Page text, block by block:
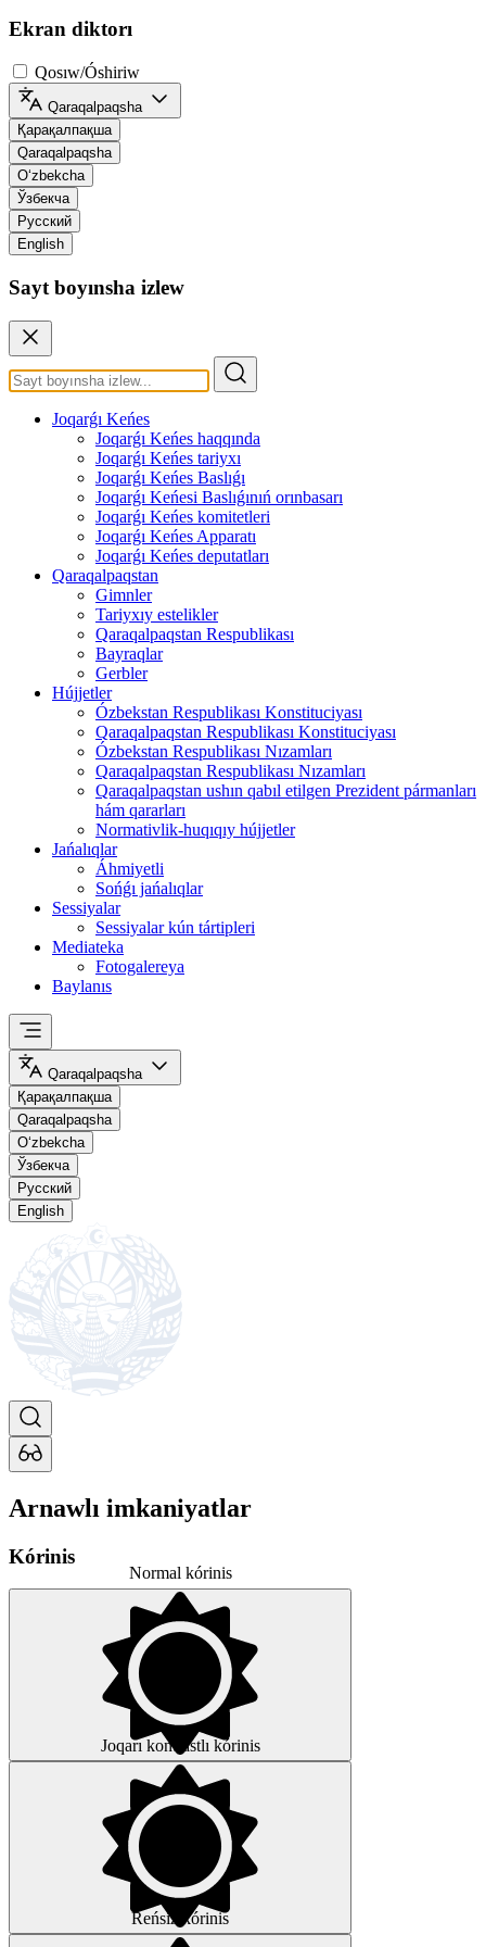
Ekran diktorı
Qosıw/Óshiriw
Qaraqalpaqsha
Қарақалпақша
Qaraqalpaqsha
O‘zbekcha
Ўзбекча
Русский
English
Sayt boyınsha izlew
Joqarǵı Keńes
Joqarǵı Keńes haqqında
Joqarǵı Keńes tariyxı
Joqarǵı Keńes Baslıǵı
Joqarǵı Keńesi Baslıǵınıń orınbasarı
Joqarǵı Keńes komitetleri
Joqarǵı Keńes Apparatı
Joqarǵı Keńes deputatları
Qaraqalpaqstan
Gimnler
Tariyxıy estelikler
Qaraqalpaqstan Respublikası
Bayraqlar
Gerbler
Hújjetler
Ózbekstan Respublikası Konstituciyası
Qaraqalpaqstan Respublikası Konstituciyası
Ózbekstan Respublikası Nızamları
Qaraqalpaqstan Respublikası Nızamları
Qaraqalpaqstan ushın qabıl etilgen Prezident pármanları
hám qararları
Normativlik-huqıqıy hújjetler
Jańalıqlar
Áhmiyetli
Sońǵı jańalıqlar
Sessiyalar
Sessiyalar kún tártipleri
Mediateka
Fotogalereya
Baylanıs
Qaraqalpaqsha
Қарақалпақша
Qaraqalpaqsha
O‘zbekcha
Ўзбекча
Русский
English
Arnawlı imkaniyatlar
Kórinis
Normal kórinis
Joqarı kontrastlı kórinis
Reńsiz kórinis